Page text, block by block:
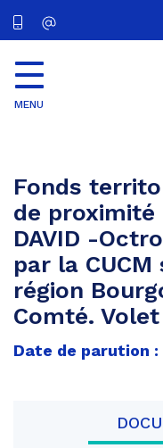
MENU
Fonds
de proximité
DAVID -
par la
région
Comté.
Date de parution